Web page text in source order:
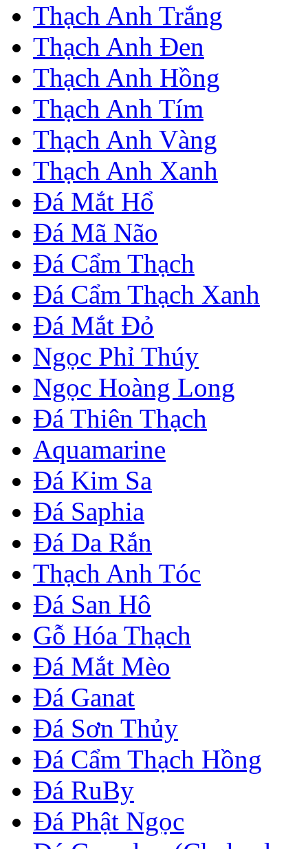
Thạch Anh Trắng
Thạch Anh Đen
Thạch Anh Hồng
Thạch Anh Tím
Thạch Anh Vàng
Thạch Anh Xanh
Đá Mắt Hổ
Đá Mã Não
Đá Cẩm Thạch
Đá Cẩm Thạch Xanh
Đá Mắt Đỏ
Ngọc Phỉ Thúy
Ngọc Hoàng Long
Đá Thiên Thạch
Aquamarine
Đá Kim Sa
Đá Saphia
Đá Da Rắn
Thạch Anh Tóc
Đá San Hô
Gỗ Hóa Thạch
Đá Mắt Mèo
Đá Ganat
Đá Sơn Thủy
Đá Cẩm Thạch Hồng
Đá RuBy
Đá Phật Ngọc